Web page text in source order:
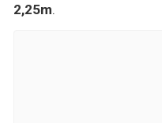
2,25m.